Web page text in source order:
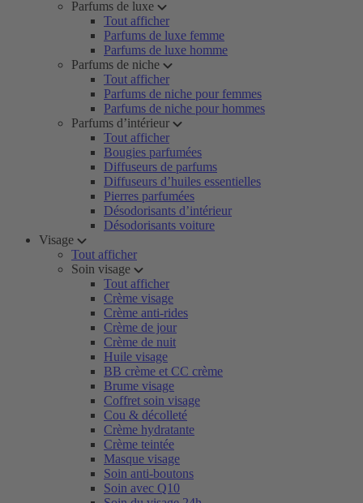
Parfums de luxe
Tout afficher
Parfums de luxe femme
Parfums de luxe homme
Parfums de niche
Tout afficher
Parfums de niche pour femmes
Parfums de niche pour hommes
Parfums d’intérieur
Tout afficher
Bougies parfumées
Diffuseurs de parfums
Diffuseurs d’huiles essentielles
Pierres parfumées
Désodorisants d’intérieur
Désodorisants voiture
Visage
Tout afficher
Soin visage
Tout afficher
Crème visage
Crème anti-rides
Crème de jour
Crème de nuit
Huile visage
BB crème et CC crème
Brume visage
Coffret soin visage
Cou & décolleté
Crème hydratante
Crème teintée
Masque visage
Soin anti-boutons
Soin avec Q10